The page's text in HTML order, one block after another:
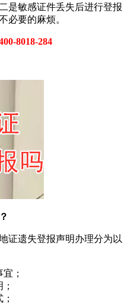
是敏感证件丢失后进行登报
必要的麻烦。
8018-284
证遗失登报声明办理分为以
；